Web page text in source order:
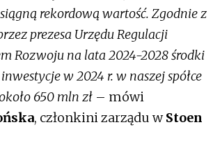
rekordową wartość. Zgodnie z
prezesa Urzędu Regulacji
Rozwoju na lata 2024-2028 środki
w 2024 r. w naszej spółce
650 mln zł – mówi
, członkini zarządu wStoen